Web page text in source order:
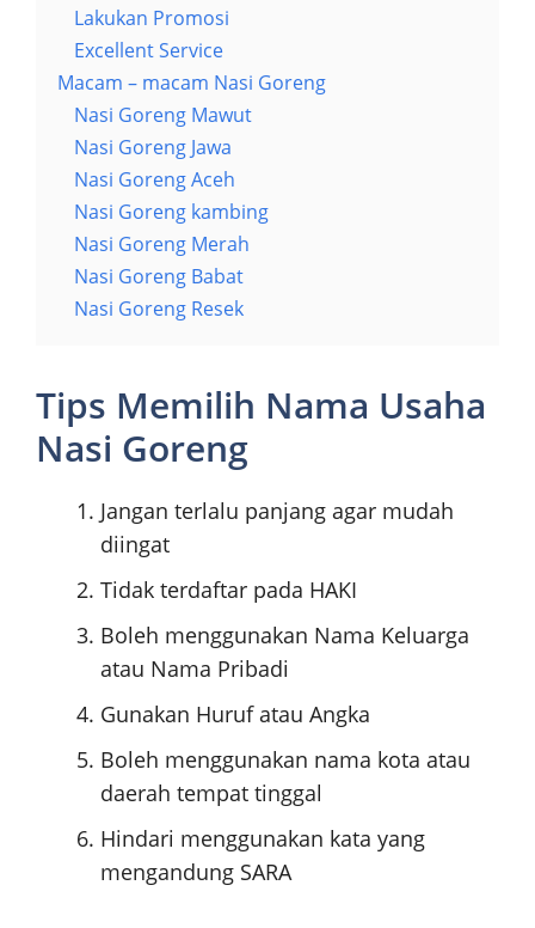
Lakukan Promosi
Excellent Service
Macam – macam Nasi Goreng
Nasi Goreng Mawut
Nasi Goreng Jawa
Nasi Goreng Aceh
Nasi Goreng kambing
Nasi Goreng Merah
Nasi Goreng Babat
Nasi Goreng Resek
Tips Memilih Nama Usaha
Nasi Goreng
Jangan terlalu panjang agar mudah
diingat
Tidak terdaftar pada HAKI
Boleh menggunakan Nama Keluarga
atau Nama Pribadi
Gunakan Huruf atau Angka
Boleh menggunakan nama kota atau
daerah tempat tinggal
Hindari menggunakan kata yang
mengandung SARA